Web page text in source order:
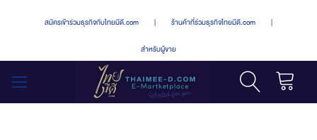
สมัครเข้าร่วมธุรกิจกับไทยมีดี.com | ร้านค้าที่ร่วมธุรกิจไทยมีดี.com |
สำหรับผู้ขาย